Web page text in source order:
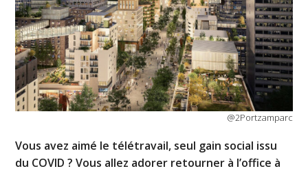
@2Portzamparc
Vous avez aimé le télétravail, seul gain social issu
du COVID ? Vous allez adorer retourner à l’office à